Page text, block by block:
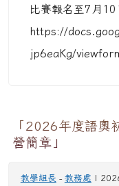
比賽報名至7月10
https://
jp6eaKg/
「2026年度語奧
營簡章」
教學組長 - 教務處 |